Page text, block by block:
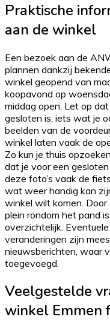
Praktische
aan de winkel
Een bezoek aan de
plannen dankzij
winkel geopend van
koopavond op
middag open. Let op
gesloten is, iets wat je
beelden van de
winkel laten vaak de
Zo kun je thuis
dat je voor een
deze foto’s vaak de
wat weer handig kan
winkel wilt komen.
plein rondom het pand
overzichtelijk.
veranderingen zijn
nieuwsberichten, waar
toegevoegd.
Veelgestelde
winkel Emmen